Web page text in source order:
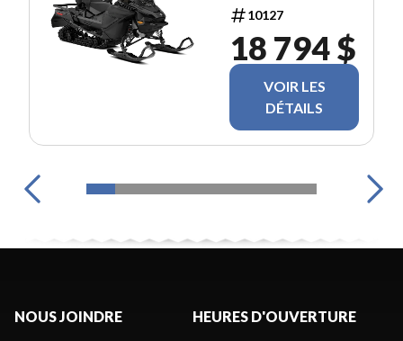
10127
18 794 $
VOIR LES
DÉTAILS
NOUS JOINDRE HEURES D'OUVERTURE